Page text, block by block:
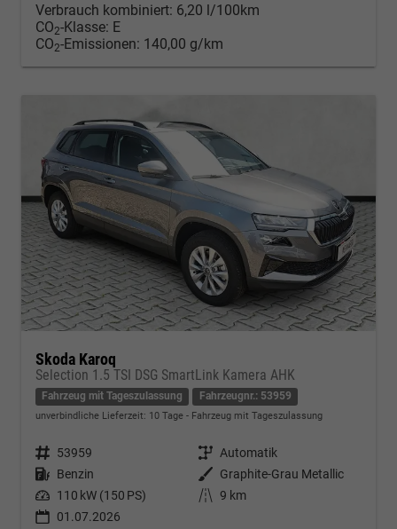
Verbrauch kombiniert: 6,20 l/100km
CO2-Klasse: E
CO2-Emissionen: 140,00 g/km
Skoda Karoq
Selection 1.5 TSI DSG SmartLink Kamera AHK
Fahrzeug mit Tageszulassung Fahrzeugnr.: 53959
unverbindliche Lieferzeit: 10 Tage Fahrzeug mit Tageszulassung
Fahrzeugnr. 53959 Getriebe Automatik
Kraftstoff Benzin Außenfarbe
Graphite-Grau Metallic
Leistung 110 kW (150 PS) Kilometerstand 9 km
01.07.2026